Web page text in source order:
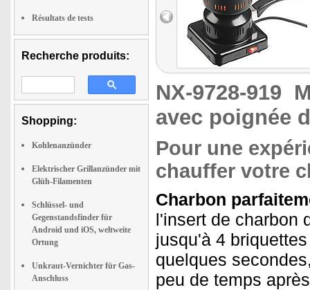
Résultats de tests
Recherche produits:
Shopping:
Kohlenanzünder
Elektrischer Grillanzünder mit
Glüh-Filamenten
Schlüssel- und
Gegenstandsfinder für
Android und iOS, weltweite
Ortung
Unkraut-Vernichter für Gas-
Anschluss
NX-9728-919
avec poignée
Pour une
chauffer votre
Charbon
l'insert de charbon
jusqu'à 4
quelques
peu de temps